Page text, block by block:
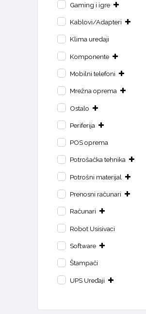
Gaming i igre
Kablovi/Adapteri
Klima uredaji
Komponente
Mobilni telefoni
Mrežna oprema
Ostalo
Periferija
POS oprema
Potrošačka tehnika
Potrošni materijal
Prenosni računari
Računari
Robot Usisivaci
Software
Štampači
UPS Uređaji